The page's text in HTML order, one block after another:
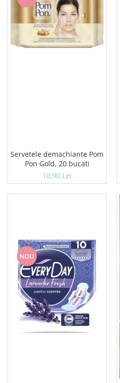
Servetele demachiante Pom
Pon Gold, 20 bucati
10,90 Lei
NOU